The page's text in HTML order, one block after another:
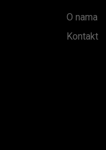
O nama
Kontakt